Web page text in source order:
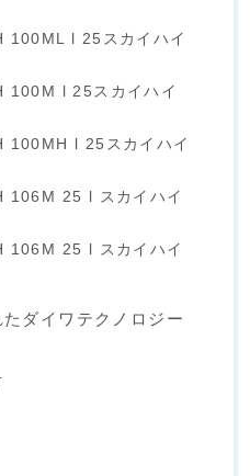
100ML l 25スカイハイ
100M l 25スカイハイ
100MH l 25スカイハイ
106M 25 l スカイハイ
106M 25 l スカイハイ
ダイワテクノロジー